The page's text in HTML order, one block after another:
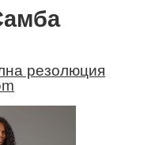
резолюция